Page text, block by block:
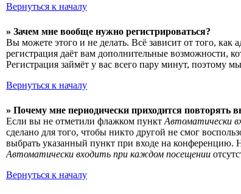
Вернуться к началу
» Зачем мне вообще нужно регистрироваться?
Вы можете этого и не делать. Всё зависит от того,
регистрация даёт вам дополнительные возможности,
Регистрация займёт у вас всего пару минут, поэтому
Вернуться к началу
» Почему мне периодически приходится повторять
Если вы не отметили флажком пункт Автоматически
сделано для того, чтобы никто другой не смог
выбрать указанный пункт при входе на конференцию.
Автоматически входить при каждом посещении
Вернуться к началу